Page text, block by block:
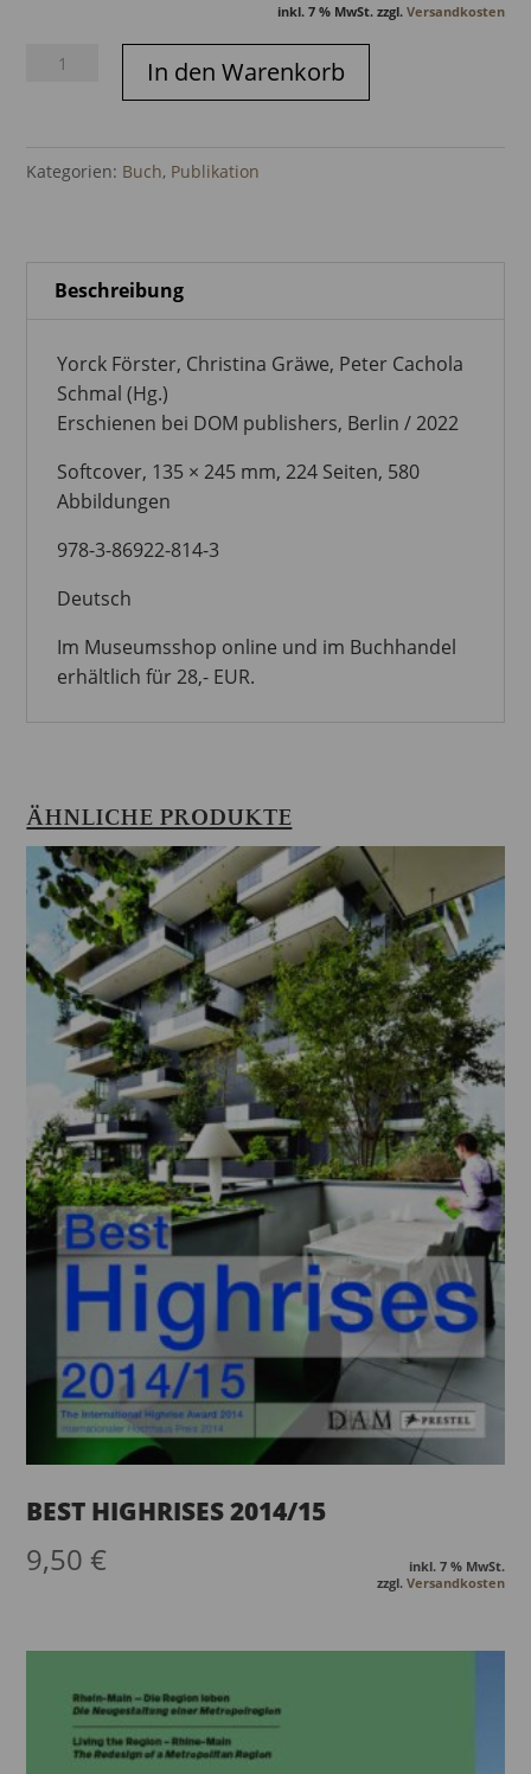
inkl. 7 % MwSt. zzgl. Versandkosten
ArchitekturführerIn den Warenkorb
Kategorien: Buch, Publikation
Beschreibung
Yorck Förster, Christina Gräwe, Peter Cachola
Schmal (Hg.)
Erschienen bei DOM publishers, Berlin / 2022
Softcover, 135 × 245 mm, 224 Seiten, 580
Abbildungen
978-3-86922-814-3
Deutsch
Im Museumsshop online und im Buchhandel
erhältlich für 28,- EUR.
ÄHNLICHE PRODUKTE
BEST HIGHRISES 2014/15
9,50€
inkl. 7 % MwSt.
zzgl. Versandkosten